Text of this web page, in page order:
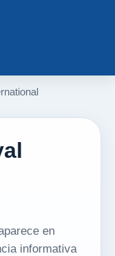
en
informativa